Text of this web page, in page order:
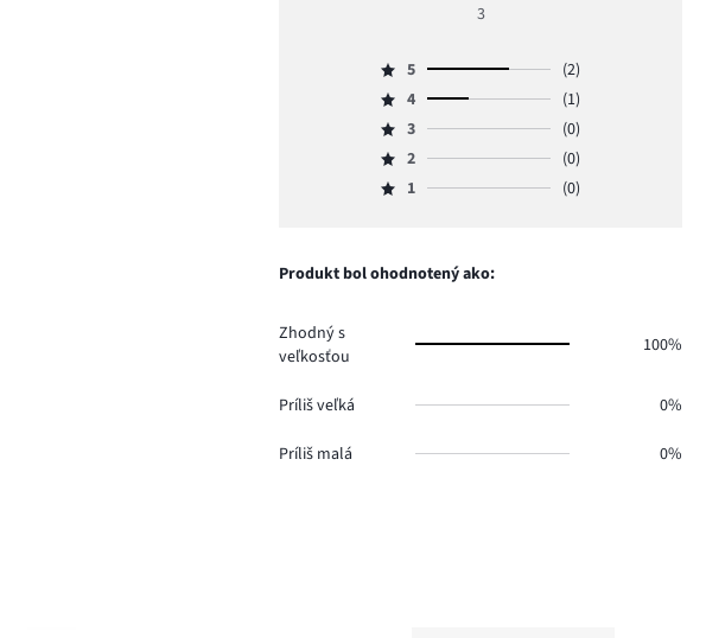
5
3
Hodnotenie
5,
počet
hlasov
5
(2)
Hodnotenie
4,
počet
hlasov
4
(1)
Hodnotenie
3,
počet
3
(0)
Hodnotenie
2,
0.
2
(0)
Hodnotenie
hlasov
1 (0)
Produkt bol ohodnotený ako:
Zhodný s
veľkosťou
100%
Príliš veľká 0%
Príliš malá 0%